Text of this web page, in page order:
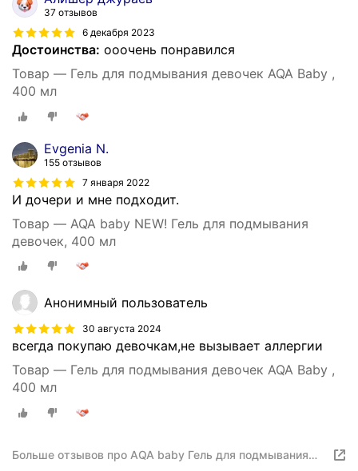
37 отзывов
6 декабря 2023
Достоинства: ооочень понравился
Товар — Гель для подмывания девочек AQA Baby ,
400 мл
Evgenia N.
155 отзывов
7 января 2022
И дочери и мне подходит.
Товар — AQA baby NEW! Гель для подмывания
девочек, 400 мл
Анонимный пользователь
30 августа 2024
всегда покупаю девочкам,не вызывает аллергии
Товар — Гель для подмывания девочек AQA Baby ,
400 мл
Больше отзывов про AQA baby Гель для подмывания